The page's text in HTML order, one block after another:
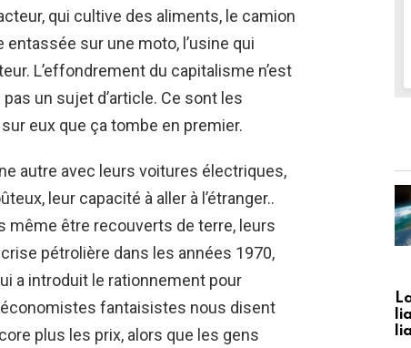
qui cultive des aliments, le camion
sur une moto, l’usine qui
L’effondrement du capitalisme n’est
un sujet d’article. Ce sont les
eux que ça tombe en premier.
autre avec leurs voitures électriques,
leur capacité à aller à l’étranger..
même être recouverts de terre, leurs
pétrolière dans les années 1970,
a introduit le rationnement pour
économistes fantaisistes nous disent
plus les prix, alors que les gens